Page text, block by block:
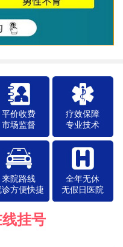
平价收费
市场监督
疗效保障
专业技术
来院路线
诊方便快捷
全年无休
无假日医院
挂号